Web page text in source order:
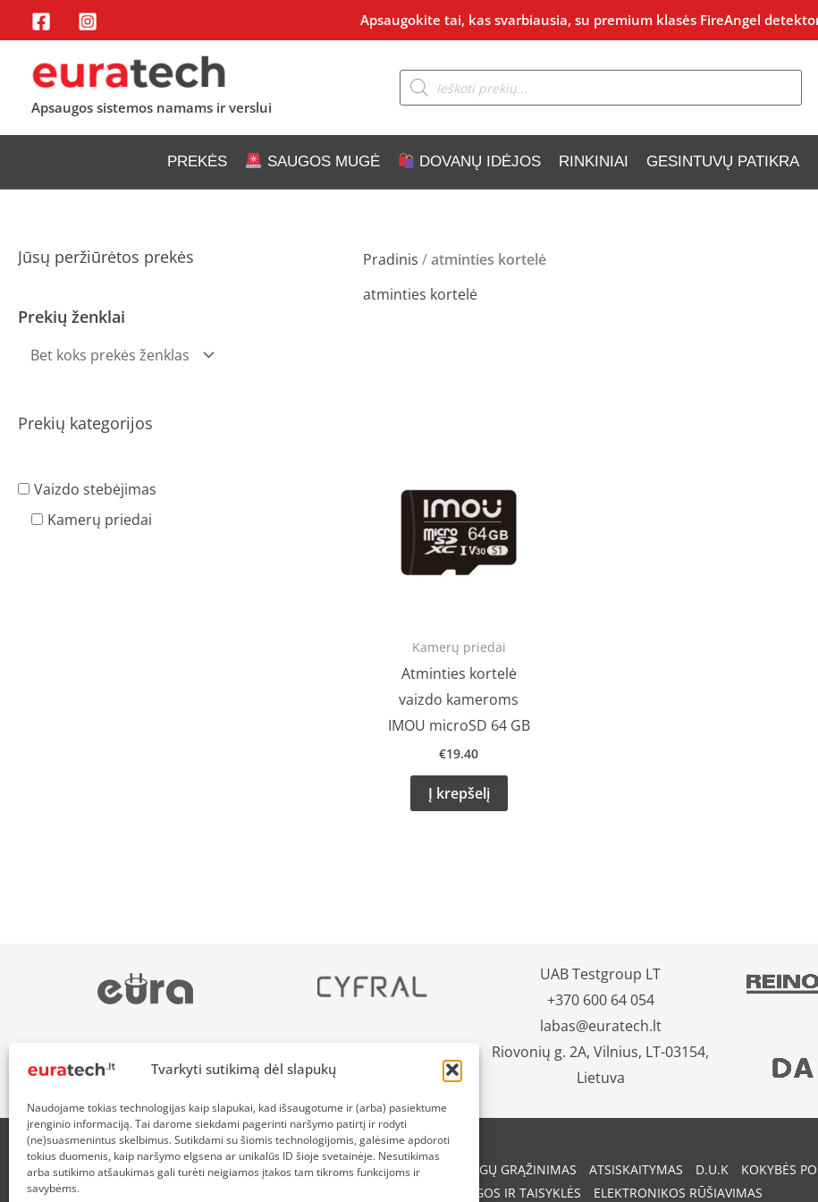
Tvarkyti sutikimą dėl slapukų
Naudojame tokias technologijas kaip slapukai, kad išsaugotume ir (arba) pasiektume
įrenginio informaciją. Tai darome siekdami pagerinti naršymo patirtį ir rodyti
(ne)suasmenintus skelbimus. Sutikdami su šiomis technologijomis, galėsime apdoroti
tokius duomenis, kaip naršymo elgsena ar unikalūs ID šioje svetainėje. Nesutikimas
arba sutikimo atšaukimas gali turėti neigiamos įtakos tam tikroms funkcijoms ir
savybėms.
Pereiti
prie
turinio
Apsaugokite tai, kas svarbiausia, su premium klasės FireAngel
Apsaugos sistemos namams ir verslui
Products
search
PREKĖS SAUGOS MUGĖ DOVANŲ IDĖJOS RINKINIAI GESINTUVŲ PATIKRA
Jūsų peržiūrėtos prekės
Prekių ženklai
Prekių kategorijos
Vaizdo stebėjimas
Kamerų priedai
Pradinis /atminties kortelė
atminties kortelė
Kamerų priedai
Atminties kortelė
vaizdo kameroms
IMOU microSD 64 GB
€19.40
Į krepšelį
UAB Testgroup LT
+370 600 64 054
labas@euratech.lt
Riovonių g. 2A, Vilnius, LT-03154,
Lietuva
APIE MUS NUOLAIDOS HEROJAMS PRISTATYMAS PREKIŲ IR PINIGŲ GRĄŽINIMAS ATSISKAITYMAS D.U.K KOKYBĖS
SĄLYGOS IR TAISYKLĖS
ELEKTRONIKOS RŪŠIAVIMAS